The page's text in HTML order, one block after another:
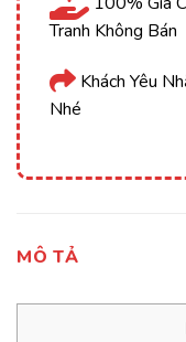
Tranh Không Bán
Khách Yêu
Nhé
MÔ TẢ